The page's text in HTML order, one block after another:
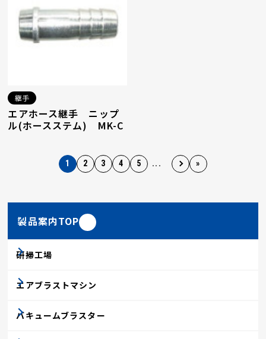
継手
エアホース継手 ニップ
ル(ホースステム) MK-C
1 2 3 4 5 ... »
製品案内TOP
研掃工場
エアブラストマシン
バキュームブラスター